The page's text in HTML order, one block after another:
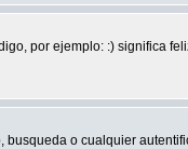
por ejemplo: :) significa
o cualquier